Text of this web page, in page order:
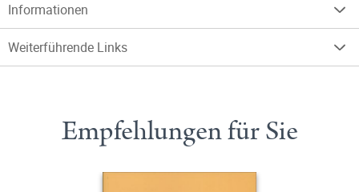
Informationen
Weiterführende Links
Empfehlungen für Sie